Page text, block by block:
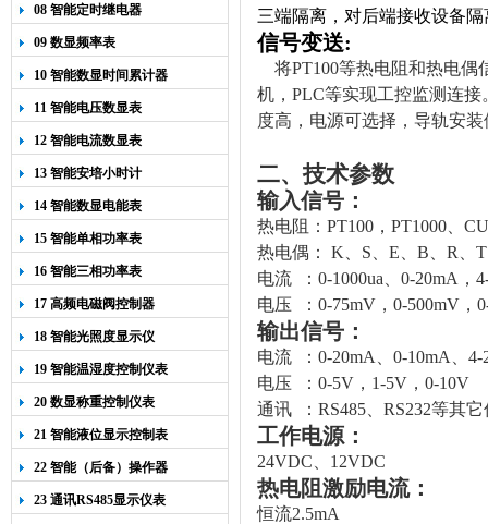
08 智能定时继电器
09 数显频率表
10 智能数显时间累计器
11 智能电压数显表
12 智能电流数显表
13 智能安培小时计
14 智能数显电能表
15 智能单相功率表
16 智能三相功率表
17 高频电磁阀控制器
18 智能光照度显示仪
19 智能温湿度控制仪表
20 数显称重控制仪表
21 智能液位显示控制表
22 智能（后备）操作器
23 通讯RS485显示仪表
三端隔离，对后端接收设备
信号变送:
将PT100等热电阻和热电偶
机，PLC等实现工控监测连接
度高，电源可选择，导轨安
二、技术参数
输入信号：
热电阻： PT100，PT1000、
热电偶：
K、S、E、B、R、
电流 ：0-1000ua、0-20mA，
电压 ：0-75mV，0-500mV，
输出信号：
电流 ： 0-20mA 0-10mA
4-
电压 ：0-5V，1-5V，0-10V
通讯 ：RS485、RS232等其它
工作电源：
24VDC、12VDC
热电阻激励电流：
恒流2.5mA